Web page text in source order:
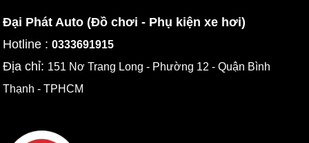
Đại Phát Auto (Đồ chơi - Phụ kiện xe hơi)
Hotline :0333691915
Địa chỉ: 151 Nơ Trang Long - Phường 12 - Quận Bình
Thạnh - TPHCM